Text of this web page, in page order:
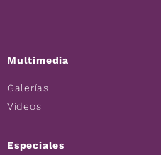
Multimedia
Galerías
Videos
Especiales